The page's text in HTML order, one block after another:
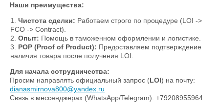
Наши преимущества:
Чистота сделки: Работаем строго по процедуре (LOI ->
FCO -> Contract).
Опыт: Помощь в таможенном оформлении и логистике.
POP (Proof of Product): Предоставляем подтверждение
наличия товара после получения LOI.
Для начала сотрудничества:
Просим направлять официальный запрос (LOI) на почту:
dianasmirnova800@yandex.ru
Связь в мессенджерах (WhatsApp/Telegram): +79208955964